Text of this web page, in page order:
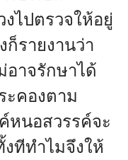
งไปตรวจให้อยู่
รายงานว่า
อาจรักษาได้
ะคองตาม
หนอสวรรค์จะ
ทีทำไมจึงให้